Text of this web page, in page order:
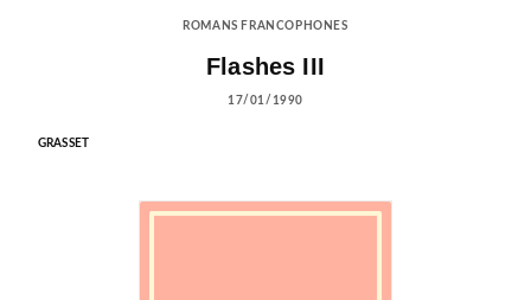
ROMANS FRANCOPHONES
Flashes III
17/01/1990
GRASSET